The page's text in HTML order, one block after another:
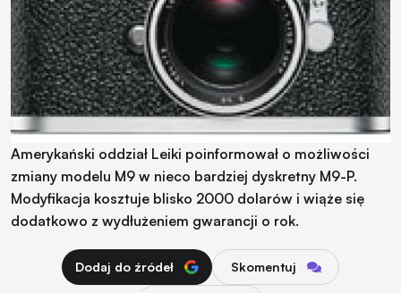
Amerykański oddział Leiki poinformował o możliwości
zmiany modelu M9 w nieco bardziej dyskretny M9-P.
Modyfikacja kosztuje blisko 2000 dolarów i wiąże się
dodatkowo z wydłużeniem gwarancji o rok.
Dodaj do źródeł Skomentuj